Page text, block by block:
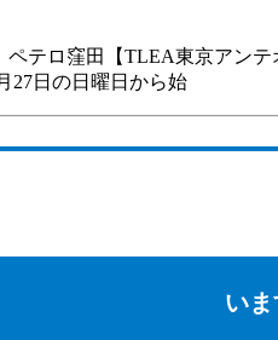
テロ窪田【TLEA東京アン
27日の日曜日から始
い